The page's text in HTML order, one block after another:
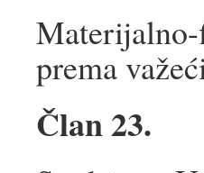
prema
Član 23.